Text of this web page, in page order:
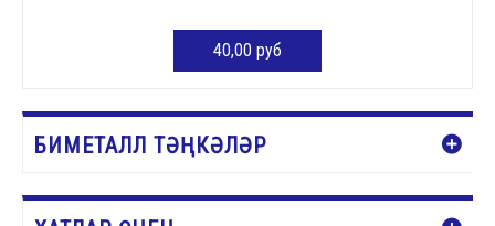
40,00 руб
БИМЕТАЛЛ ТӘҢКӘЛӘР